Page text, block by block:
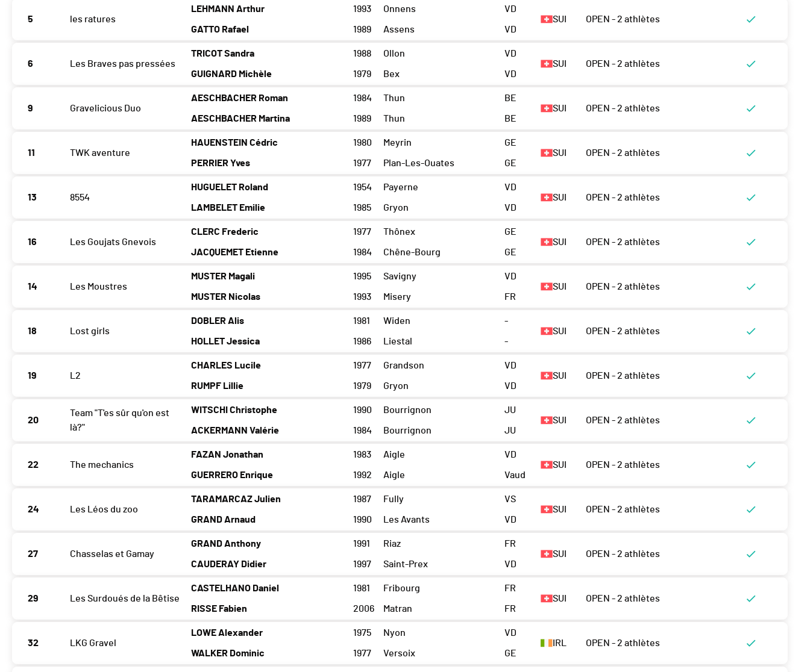
5 les ratures
LEHMANN Arthur
GATTO Rafael
1993
1989
Onnens
Assens
VD
VD
SUI OPEN - 2 athlètes
6 Les Braves pas pressées
TRICOT Sandra
GUIGNARD Michèle
1988
1979
Ollon
Bex
VD
VD
SUI OPEN - 2 athlètes
9 Gravelicious Duo
AESCHBACHER Roman
AESCHBACHER Martina
1984
1989
Thun
Thun
BE
BE
SUI OPEN - 2 athlètes
11 TWK aventure
HAUENSTEIN Cédric
PERRIER Yves
1980
1977
Meyrin
Plan-Les-Ouates
GE
GE
SUI OPEN - 2 athlètes
13 8554
HUGUELET Roland
LAMBELET Emilie
1954
1985
Payerne
Gryon
VD
VD
SUI OPEN - 2 athlètes
16 Les Goujats Gnevois
CLERC Frederic
JACQUEMET Etienne
1977
1984
Thônex
Chêne-Bourg
GE
GE
SUI OPEN - 2 athlètes
14 Les Moustres
MUSTER Magali
MUSTER Nicolas
1995
1993
Savigny
Misery
VD
FR
SUI OPEN - 2 athlètes
18 Lost girls
DOBLER Alis
HOLLET Jessica
1981
1986
Widen
Liestal
-
-
SUI OPEN - 2 athlètes
19 L2
CHARLES Lucile
RUMPF Lillie
1977
1979
Grandson
Gryon
VD
VD
SUI OPEN - 2 athlètes
20
Team "T'es sûr qu'on est
là?"
WITSCHI Christophe
ACKERMANN Valérie
1990
1984
Bourrignon
Bourrignon
JU
JU
SUI OPEN - 2 athlètes
22 The mechanics
FAZAN Jonathan
GUERRERO Enrique
1983
1992
Aigle
Aigle
VD
Vaud
SUI OPEN - 2 athlètes
24 Les Léos du zoo
TARAMARCAZ Julien
GRAND Arnaud
1987
1990
Fully
Les Avants
VS
VD
SUI OPEN - 2 athlètes
27 Chasselas et Gamay
GRAND Anthony
CAUDERAY Didier
1991
1997
Riaz
Saint-Prex
FR
VD
SUI OPEN - 2 athlètes
29 Les Surdoués de la Bêtise
CASTELHANO Daniel
RISSE Fabien
1981
2006
Fribourg
Matran
FR
FR
SUI OPEN - 2 athlètes
32 LKG Gravel
LOWE Alexander
WALKER Dominic
1975
1977
Nyon
Versoix
VD
GE
IRL OPEN - 2 athlètes